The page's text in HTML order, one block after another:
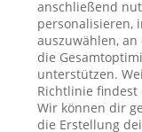
anschließend
personalisieren,
auszuwählen,
die
unterstützen.
Richtlinie findest
Wir können dir
die Erstellung